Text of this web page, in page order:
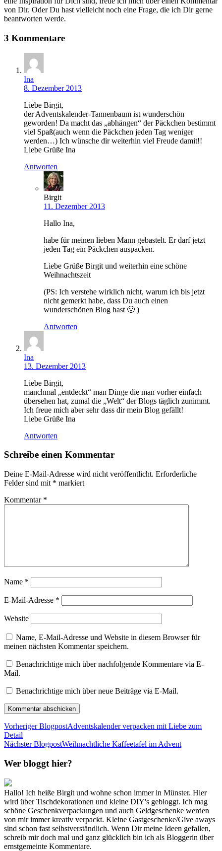
von Dir. Oder Du hast vielleicht noch eine Frage, die ich Dir gerne
beantworten werde.
3 Kommentare
Ina
8. Dezember 2013
Liebe Birgit,
der Adventskalender-Tannenbaum ist wunderschön
geworden! Da macht das „abhängen“ der Päckchen bestimmt
viel Spaß(auch wenn die Päckchen jeden Tag weniger
werden…) Ich wünsche dir weiterhin viel Freude damit!!
Liebe Grüße Ina
Antworten
Birgit
11. Dezember 2013
Hallo Ina,
habe für meinen lieben Mann gebastelt. Er darf jetzt
jeden Tag ein Päckchen auspacken.
Liebe Grüße Birgit und weiterhin eine schöne
Weihnachtszeit
(PS: Ich verstehe wirklich nicht, warum ich bis jetzt
nicht gemerkt habe, dass Du auch einen
wunderschönen Blog hast 🙁 )
Antworten
Ina
13. Dezember 2013
Liebe Birgit,
manchmal „entdeckt“ man Dinge die man vorher einfach
übersehen hat, zumal die „Welt“ der Blogs täglich zunimmt.
Ich freue mich aber sehr dass dir mein Blog gefällt!
Liebe Grüße Ina
Antworten
Schreibe einen Kommentar
Deine E-Mail-Adresse wird nicht veröffentlicht. Erforderliche
Felder sind mit * markiert
Kommentar *
Name *
E-Mail-Adresse *
Website
Name, E-Mail-Adresse und Website in diesem Browser für
meinen nächsten Kommentar speichern.
Benachrichtige mich über nachfolgende Kommentare via E-
Mail.
Benachrichtige mich über neue Beiträge via E-Mail.
Vorheriger BlogpostAdventskalender verpacken mit Liebe zum
Detail
Nächster BlogpostWeihnachtliche Kaffeetafel im Advent
Wer bloggt hier?
Hallo! Ich heiße Birgit und wohne schon immer in Münster. Hier
wird über Tischdekorationen und kleine DIY's gebloggt. Ich mag
schöne Geschenkverpackungen und auch Geldgeschenke werden
von mir immer kreativ verpackt. Kleine Gastgeschenke/Give aways
sind schon fast selbstverständlich. Wenn Dir meine Ideen gefallen,
schreib mir doch mal und ganz glücklich bin ich als Bloggerin über
ernstgemeinte Kommentare.